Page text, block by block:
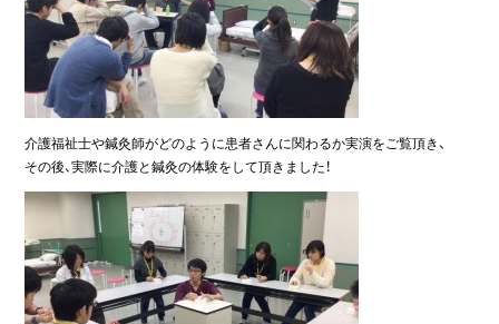
介護福祉士や鍼灸師がどのように患者さんに関わるか実演をご覧頂き、
その後、実際に介護と鍼灸の体験をして頂きました！